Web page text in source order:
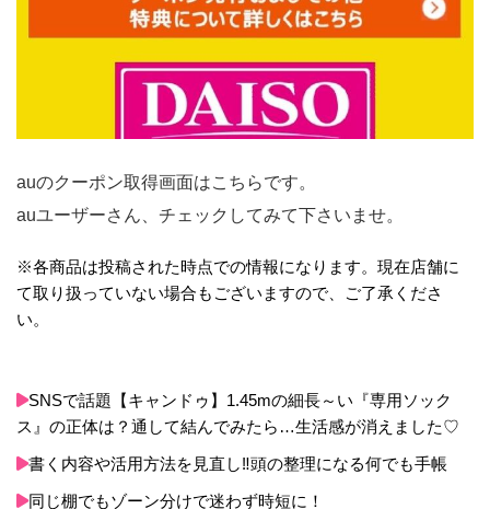
auのクーポン取得画面はこちらです。
auユーザーさん、チェックしてみて下さいませ。
※各商品は投稿された時点での情報になります。現在店舗に
て取り扱っていない場合もございますので、ご了承くださ
い。
SNSで話題【キャンドゥ】1.45mの細長～い『専用ソック
ス』の正体は？通して結んでみたら…生活感が消えました♡
書く内容や活用方法を見直し‼️頭の整理になる何でも手帳
同じ棚でもゾーン分けで迷わず時短に！